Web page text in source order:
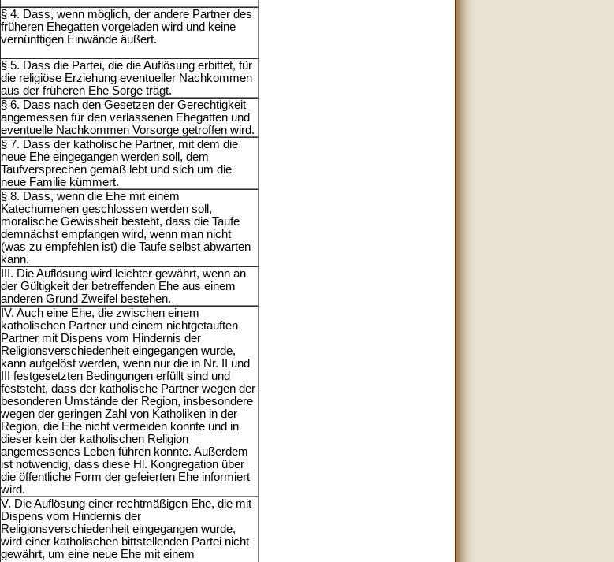
§ 4. Dass, wenn möglich, der andere Partner des
früheren Ehegatten vorgeladen wird und keine
vernünftigen Einwände äußert.
§ 5. Dass die Partei, die die Auflösung erbittet, für
die religiöse Erziehung eventueller Nachkommen
aus der früheren Ehe Sorge trägt.
§ 6. Dass nach den Gesetzen der Gerechtigkeit
angemessen für den verlassenen Ehegatten und
eventuelle Nachkommen Vorsorge getroffen wird.
§ 7. Dass der katholische Partner, mit dem die
neue Ehe eingegangen werden soll, dem
Taufversprechen gemäß lebt und sich um die
neue Familie kümmert.
§ 8. Dass, wenn die Ehe mit einem
Katechumenen geschlossen werden soll,
moralische Gewissheit besteht, dass die Taufe
demnächst empfangen wird, wenn man nicht
(was zu empfehlen ist) die Taufe selbst abwarten
kann.
III. Die Auflösung wird leichter gewährt, wenn an
der Gültigkeit der betreffenden Ehe aus einem
anderen Grund Zweifel bestehen.
IV. Auch eine Ehe, die zwischen einem
katholischen Partner und einem nichtgetauften
Partner mit Dispens vom Hindernis der
Religionsverschiedenheit eingegangen wurde,
kann aufgelöst werden, wenn nur die in Nr. II und
III festgesetzten Bedingungen erfüllt sind und
feststeht, dass der katholische Partner wegen der
besonderen Umstände der Region, insbesondere
wegen der geringen Zahl von Katholiken in der
Region, die Ehe nicht vermeiden konnte und in
dieser kein der katholischen Religion
angemessenes Leben führen konnte. Außerdem
ist notwendig, dass diese Hl. Kongregation über
die öffentliche Form der gefeierten Ehe informiert
wird.
V. Die Auflösung einer rechtmäßigen Ehe, die mit
Dispens vom Hindernis der
Religionsverschiedenheit eingegangen wurde,
wird einer katholischen bittstellenden Partei nicht
gewährt, um eine neue Ehe mit einem